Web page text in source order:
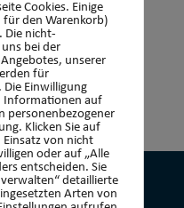
Cookies. Einige
für den Warenkorb)
Die nicht-
bei der
unserer
für
Einwilligung
Informationen auf
personenbezogener
Klicken Sie auf
Einsatz von nicht
oder auf „Alle
entscheiden. Sie
detaillierte
Arten von